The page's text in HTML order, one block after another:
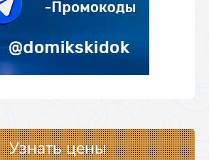
Узнать цены